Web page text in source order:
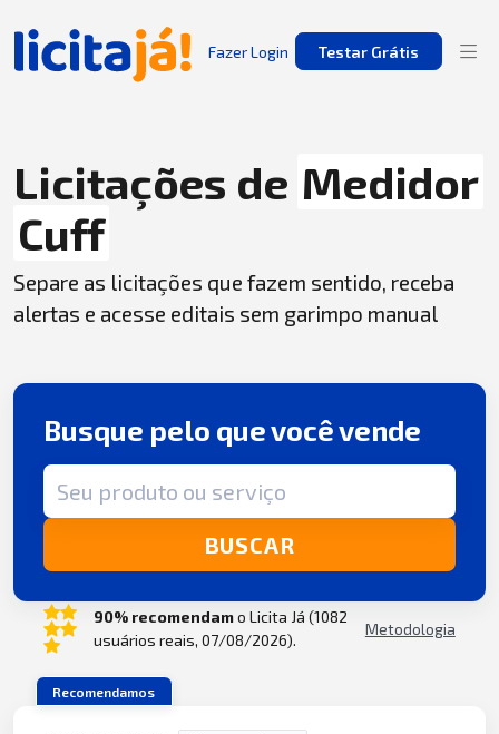
Fazer Login Testar Grátis
Licitações de Medidor
Cuff
Separe as licitações que fazem sentido, receba
alertas e acesse editais sem garimpo manual
Busque pelo que você vende
Termo de busca
BUSCAR
90% recomendamo Licita Já (1082
usuários reais, 07/08/2026).
Metodologia
Recomendamos